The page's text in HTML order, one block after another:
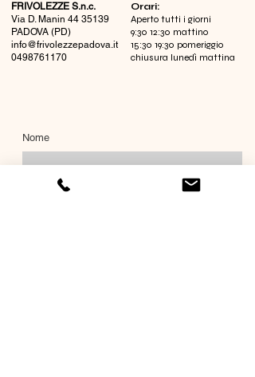
FRIVOLEZZE S.n.c.
Via D. Manin 44 35139
PADOVA (PD)
info@frivolezzepadova.it
0498761170
​Orari:
Aperto tutti i giorni
9:30 12:30 mattino
15:30 19:30 pomeriggio
chiusura lunedì mattina
Nome
Cognome